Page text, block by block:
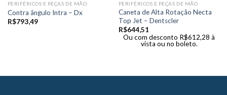
PERIFÉRICOS E PEÇAS DE MÃO
Contra ângulo Intra – Dx
R$793,49
PERIFÉRICOS E PEÇAS DE MÃO
Caneta de Alta Rotação Necta
Top Jet – Dentscler
R$644,51
Ou com desconto R$612,28 à
vista ou no boleto.